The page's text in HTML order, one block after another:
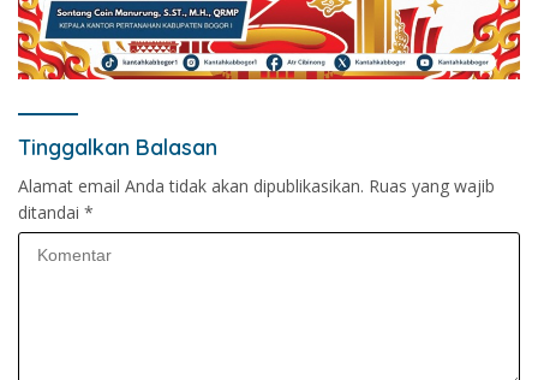
Tinggalkan Balasan
Alamat email Anda tidak akan dipublikasikan. Ruas yang wajib
ditandai *